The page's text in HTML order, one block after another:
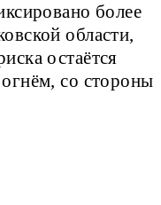
более
области,
остаётся
со стороны